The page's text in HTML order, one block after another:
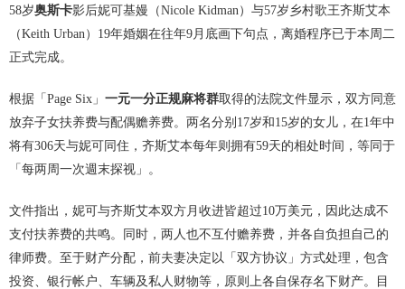
58岁奥斯卡影后妮可基嫚（Nicole Kidman）与57岁乡村歌王齐斯艾本
（Keith Urban）19年婚姻在往年9月底画下句点，离婚程序已于本周二
正式完成。
根据「Page Six」 一元一分正规麻将群取得的法院文件显示，双方同意
放弃子女扶养费与配偶赡养费。两名分别17岁和15岁的女儿，在1年中
将有306天与妮可同住，齐斯艾本每年则拥有59天的相处时间，等同于
「每两周一次週末探视」。
文件指出，妮可与齐斯艾本双方月收进皆超过10万美元，因此达成不
支付扶养费的共鸣。同时，两人也不互付赡养费，并各自负担自己的
律师费。至于财产分配，前夫妻决定以「双方协议」方式处理，包含
投资、银行帐户、车辆及私人财物等，原则上各自保存名下财产。目